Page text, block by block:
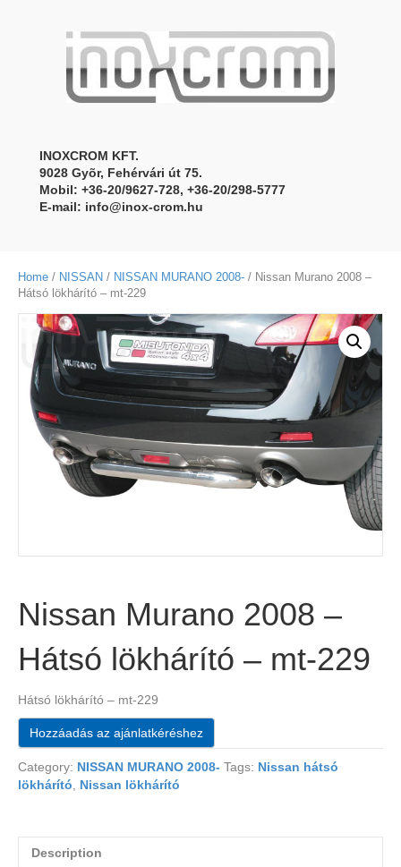
INOXCROM KFT.
9028 Gyõr, Fehérvári út 75.
Mobil: +36-20/9627-728, +36-20/298-5777
E-mail: info@inox-crom.hu
Home / NISSAN / NISSAN MURANO 2008- / Nissan Murano 2008 –
Hátsó lökhárító – mt-229
Nissan Murano 2008 –
Hátsó lökhárító – mt-229
Hátsó lökhárító – mt-229
Hozzáadás az ajánlatkéréshez
Category: NISSAN MURANO 2008- Tags: Nissan hátsó
lökhárító, Nissan lökhárító
Description